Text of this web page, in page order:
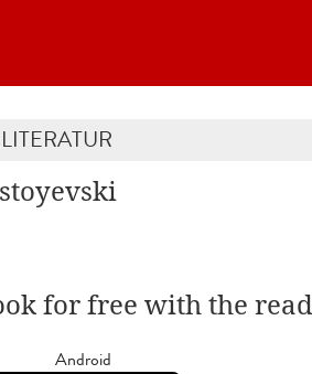
for free with the
Android